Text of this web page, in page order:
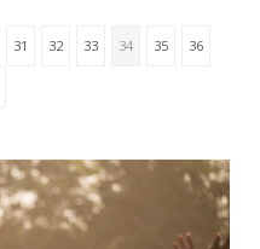
31 32 33 34 35 36